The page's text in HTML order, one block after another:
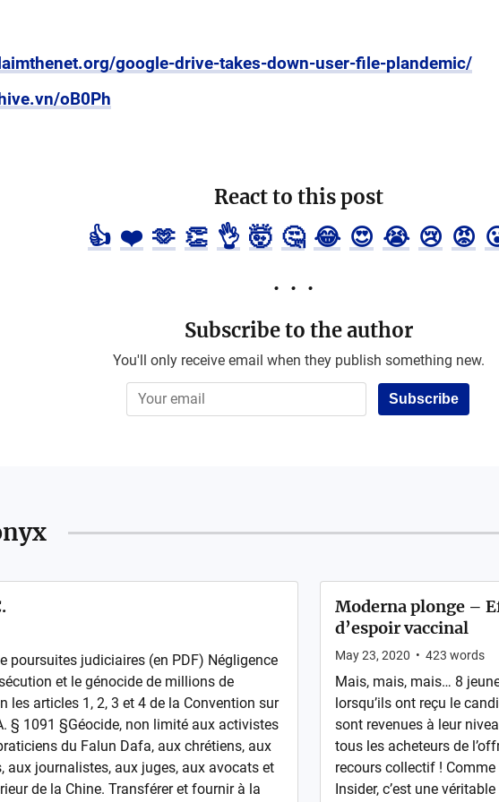
google-drive-takes-down-user-file-plandemic/
oB0Ph
React to this post
👍 ❤️ 🫶 👏 👌 🤯 🤔 😂 😍 😭 😢 😡
Subscribe to the author
You'll only receive email when they publish something new.
Subscribe
poursuites judiciaires (en PDF) Négligence
et le génocide de millions de
les articles 1, 2, 3 et 4 de la Convention sur
§ 1091 §Géocide, non limité aux activistes
du Falun Dafa, aux chrétiens, aux
aux journalistes, aux juges, aux avocats et
de la Chine. Transférer et fournir à la
Moderna plonge –
d’espoir vaccinal
May 23, 2020 • 423 words
Mais, mais, mais… 8
lorsqu’ils ont reçu le
sont revenues à leur
tous les acheteurs de
recours collectif !
Insider, c’est une